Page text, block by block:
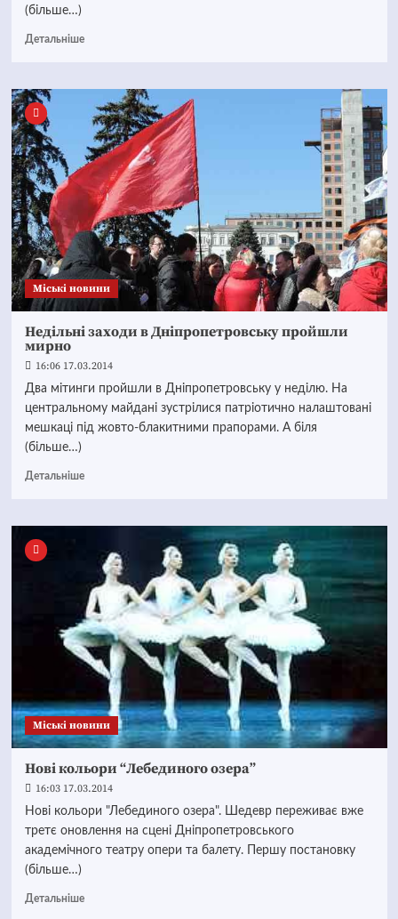
(більше…)
Детальніше
Mіські новини
Недільні заходи в Дніпропетровську пройшли
мирно
16:06 17.03.2014
Два мітинги пройшли в Дніпропетровську у неділю. На
центральному майдані зустрілися патріотично налаштовані
мешкаці під жовто-блакитними прапорами. А біля
(більше…)
Детальніше
Mіські новини
Нові кольори “Лебединого озера”
16:03 17.03.2014
Нові кольори "Лебединого озера". Шедевр переживає вже
третє оновлення на сцені Дніпропетровського
академічного театру опери та балету. Першу постановку
(більше…)
Детальніше